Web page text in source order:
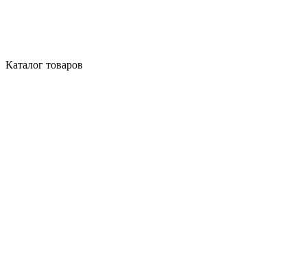
Каталог товаров